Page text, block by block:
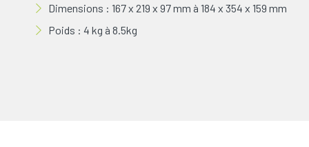
Dimensions : 167 x 219 x 97 mm à 184 x 354 x 159 mm
Poids : 4 kg à 8.5kg